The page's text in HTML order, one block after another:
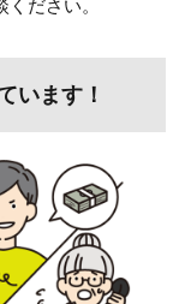
ださい。
います！